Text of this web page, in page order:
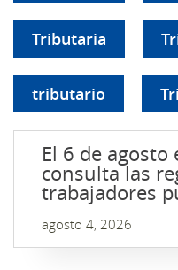
Tributaria
tributario
El 6 de
consulta las
trabajadores
agosto 4, 2026